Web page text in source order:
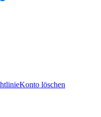
Konto löschen